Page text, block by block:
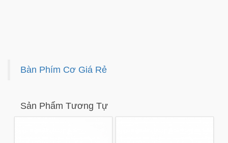
Bàn Phím Cơ Giá Rẻ
Sản Phẩm Tương Tự